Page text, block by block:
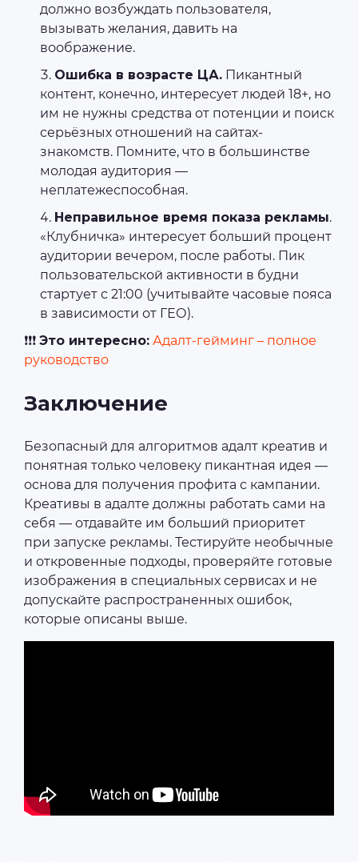
должно возбуждать пользователя,
вызывать желания, давить на
воображение.
Ошибка в возрасте ЦА. Пикантный
контент, конечно, интересует людей 18+, но
им не нужны средства от потенции и поиск
серьёзных отношений на сайтах-
знакомств. Помните, что в большинстве
молодая аудитория —
неплатежеспособная.
Неправильное время показа рекламы.
«‎Клубничка»‎ интересует больший процент
аудитории вечером, после работы. Пик
пользовательской активности в будни
стартует с 21:00 (учитывайте часовые пояса
в зависимости от ГЕО).
❗❗❗ Это интересно: Адалт-гейминг – полное
руководство
Заключение
Безопасный для алгоритмов адалт креатив и
понятная только человеку пикантная идея —
основа для получения профита с кампании.
Креативы в адалте должны работать сами на
себя — отдавайте им больший приоритет
при запуске рекламы. Тестируйте необычные
и откровенные подходы, проверяйте готовые
изображения в специальных сервисах и не
допускайте распространенных ошибок,
которые описаны выше.